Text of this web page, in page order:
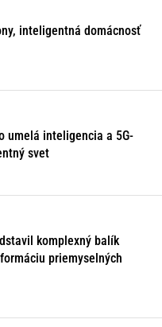
inteligentná domácnosť
umelá inteligencia a 5G-
svet
komplexný balík
priemyselných